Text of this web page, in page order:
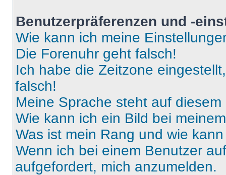
Benutzerpräferenzen und -
Wie kann ich meine
Die Forenuhr geht falsch!
Ich habe die Zeitzone
falsch!
Meine Sprache steht auf
Wie kann ich ein Bild bei
Was ist mein Rang und wie
Wenn ich bei einem Benutzer
aufgefordert, mich anzumelden.